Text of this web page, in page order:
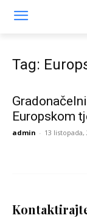
Tag:
Europskom
admin - 13 listopada,